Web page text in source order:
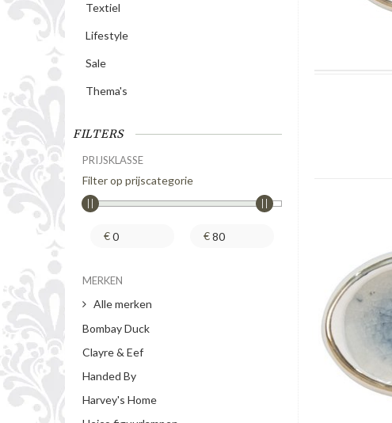
Textiel
Lifestyle
Sale
Thema's
FILTERS
PRIJSKLASSE
Filter op prijscategorie
€ €
MERKEN
Alle merken
Bombay Duck
Clayre & Eef
Handed By
Harvey's Home